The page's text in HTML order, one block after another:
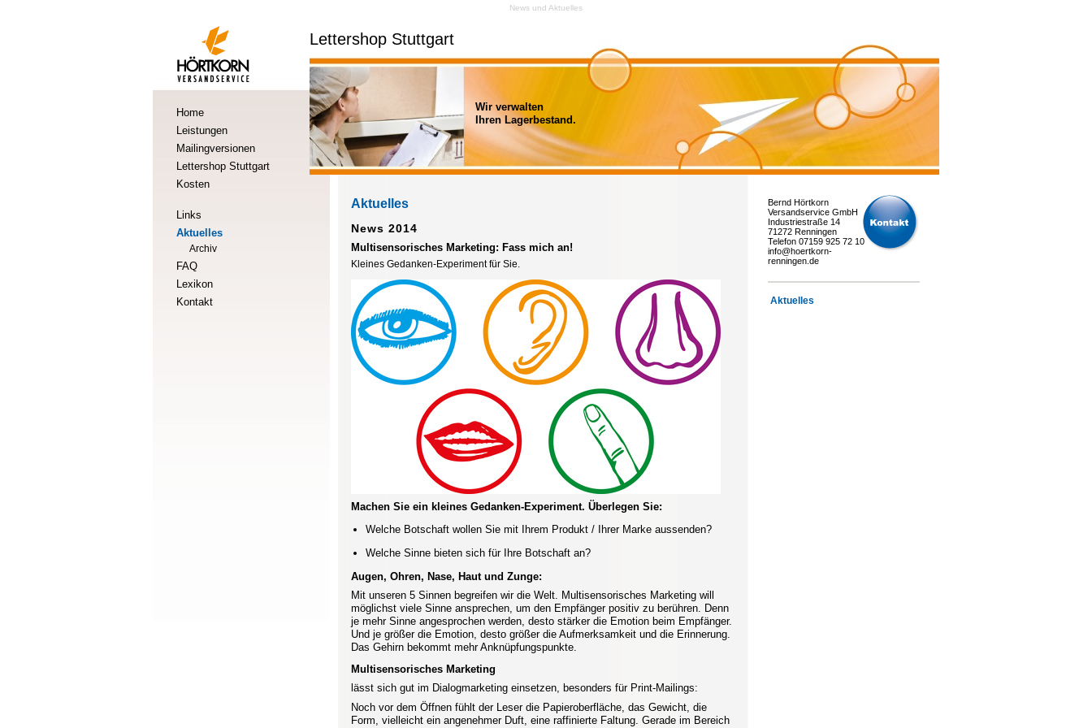
Lettershop Stuttgart
News und Aktuelles
Aktuelles
News 2014
Multisensorisches Marketing: Fass mich an!
Kleines Gedanken-Experiment für Sie.
Machen Sie ein kleines Gedanken-Experiment. Überlegen Sie:
Welche Botschaft wollen Sie mit Ihrem Produkt / Ihrer Marke aussenden?
Welche Sinne bieten sich für Ihre Botschaft an?
Augen, Ohren, Nase, Haut und Zunge:
Mit unseren 5 Sinnen begreifen wir die Welt. Multisensorisches Marketing will
möglichst viele Sinne ansprechen, um den Empfänger positiv zu berühren. Denn
je mehr Sinne angesprochen werden, desto stärker die Emotion beim Empfänger.
Und je größer die Emotion, desto größer die Aufmerksamkeit und die Erinnerung.
Das Gehirn bekommt mehr Anknüpfungspunkte.
Multisensorisches Marketing
lässt sich gut im Dialogmarketing einsetzen, besonders für Print-Mailings:
Noch vor dem Öffnen fühlt der Leser die Papieroberfläche, das Gewicht, die
Form, vielleicht ein angenehmer Duft, eine raffinierte Faltung. Gerade im Bereich
Home
Leistungen
Mailingversionen
Lettershop Stuttgart
Kosten
Links
Aktuelles
Archiv
FAQ
Lexikon
Kontakt
Bernd Hörtkorn
Versandservice GmbH
Industriestraße 14
71272 Renningen
Telefon 07159 925 72 10
info@hoertkorn-
renningen.de
Aktuelles
Wir verwalten
Ihren Lagerbestand.